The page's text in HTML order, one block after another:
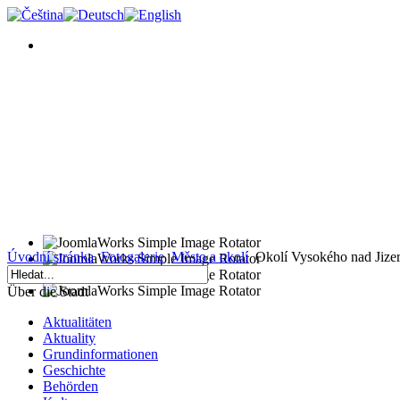
Úvodní stránka Fotogalerie Město a okolí Okolí Vysokého nad
Über die Stadt
Aktualitäten
Aktuality
Grundinformationen
Geschichte
Behörden